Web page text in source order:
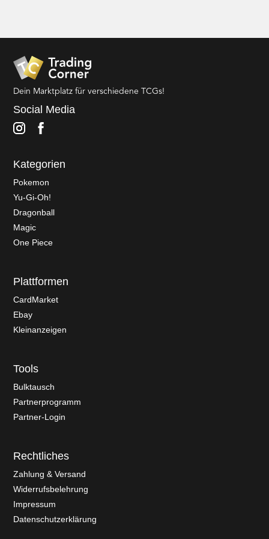
Dein Marktplatz für verschiedene TCGs!
Social Media
Kategorien
Pokemon
Yu-Gi-Oh!
Dragonball
Magic
One Piece
Plattformen
CardMarket
Ebay
Kleinanzeigen
Tools
Bulktausch
Partnerprogramm
Partner-Login
Rechtliches
Zahlung & Versand
Widerrufsbelehrung
Impressum
Datenschutzerklärung